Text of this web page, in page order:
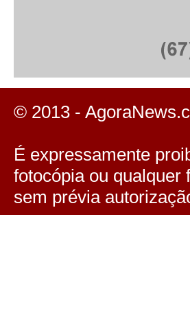
© 2013 -
É expressamente
fotocópia ou qualquer
sem prévia